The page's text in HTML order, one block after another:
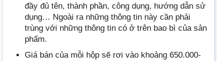
đầy đủ tên, thành phần, công dụng, hướng dẫn sử
dụng… Ngoài ra những thông tin này cần phải
trùng với những thông tin có ở trên bao bì của sản
phẩm.
Giá bán của mỗi hộp sẽ rơi vào khoảng 650.000-